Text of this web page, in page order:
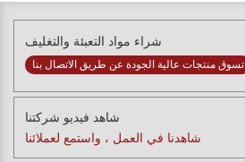
شراء مواد التعبئة والتغليف
تسوق منتجات عالية الجودة عن طريق الاتصال بنا
شاهد فيديو شركتنا
شاهدنا في العمل ، واستمع لعملائنا